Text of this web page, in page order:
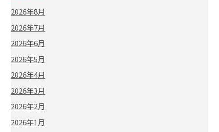
2026年8月
2026年7月
2026年6月
2026年5月
2026年4月
2026年3月
2026年2月
2026年1月